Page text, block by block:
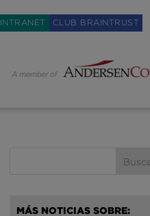
INTRANET CLUB BRAINTRUST
MÁS NOTICIAS SOBRE: